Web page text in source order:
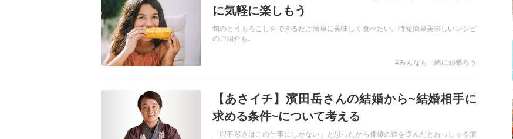
に気軽に楽しもう
旬のとうもろこしをできるだけ簡単に美味しく食べたい。時短簡単美味しいレシピ
のご紹介も。
#みんなも一緒に頑張ろう
【あさイチ】濱田岳さんの結婚から~結婚相手に
求める条件~について考える
「理不尽さはこの仕事にしかない」と思ったから俳優の道を選んだとおっしゃる濱